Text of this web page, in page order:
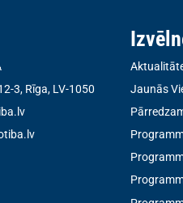
3, Rīga, LV-1050
Jaunās